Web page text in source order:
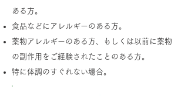
ある方。
食品などにアレルギーのある方。
薬物アレルギーのある方、もしくは以前に薬物
の副作用をご経験されたことのある方。
特に体調のすぐれない場合。